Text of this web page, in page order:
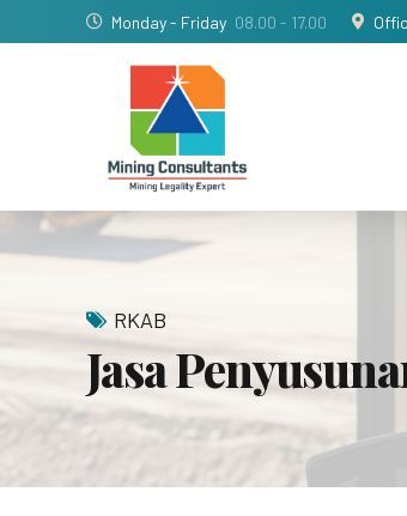
Monday - Friday 08.00 - 17.00
RKAB
Jasa